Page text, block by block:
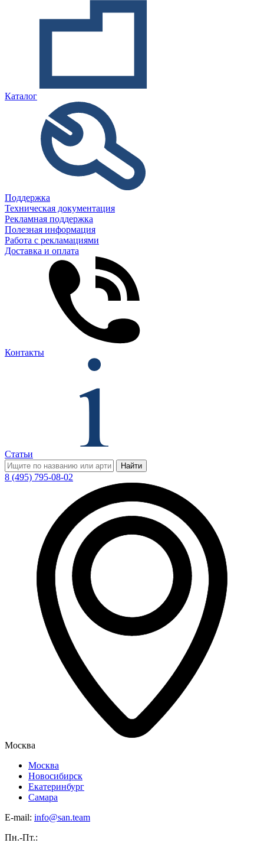
Каталог
Поддержка
Техническая документация
Рекламная поддержка
Полезная информация
Работа с рекламациями
Доставка и оплата
Контакты
Статьи
Найти
8 (495) 795-08-02
Москва
Москва
Новосибирск
Екатеринбург
Самара
E-mail: info@san.team
Пн.-Пт.: